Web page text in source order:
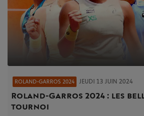
ROLAND-GARROS 2024 JEUDI 13 JUIN 2024
Roland-Garros 2024 : les
tournoi